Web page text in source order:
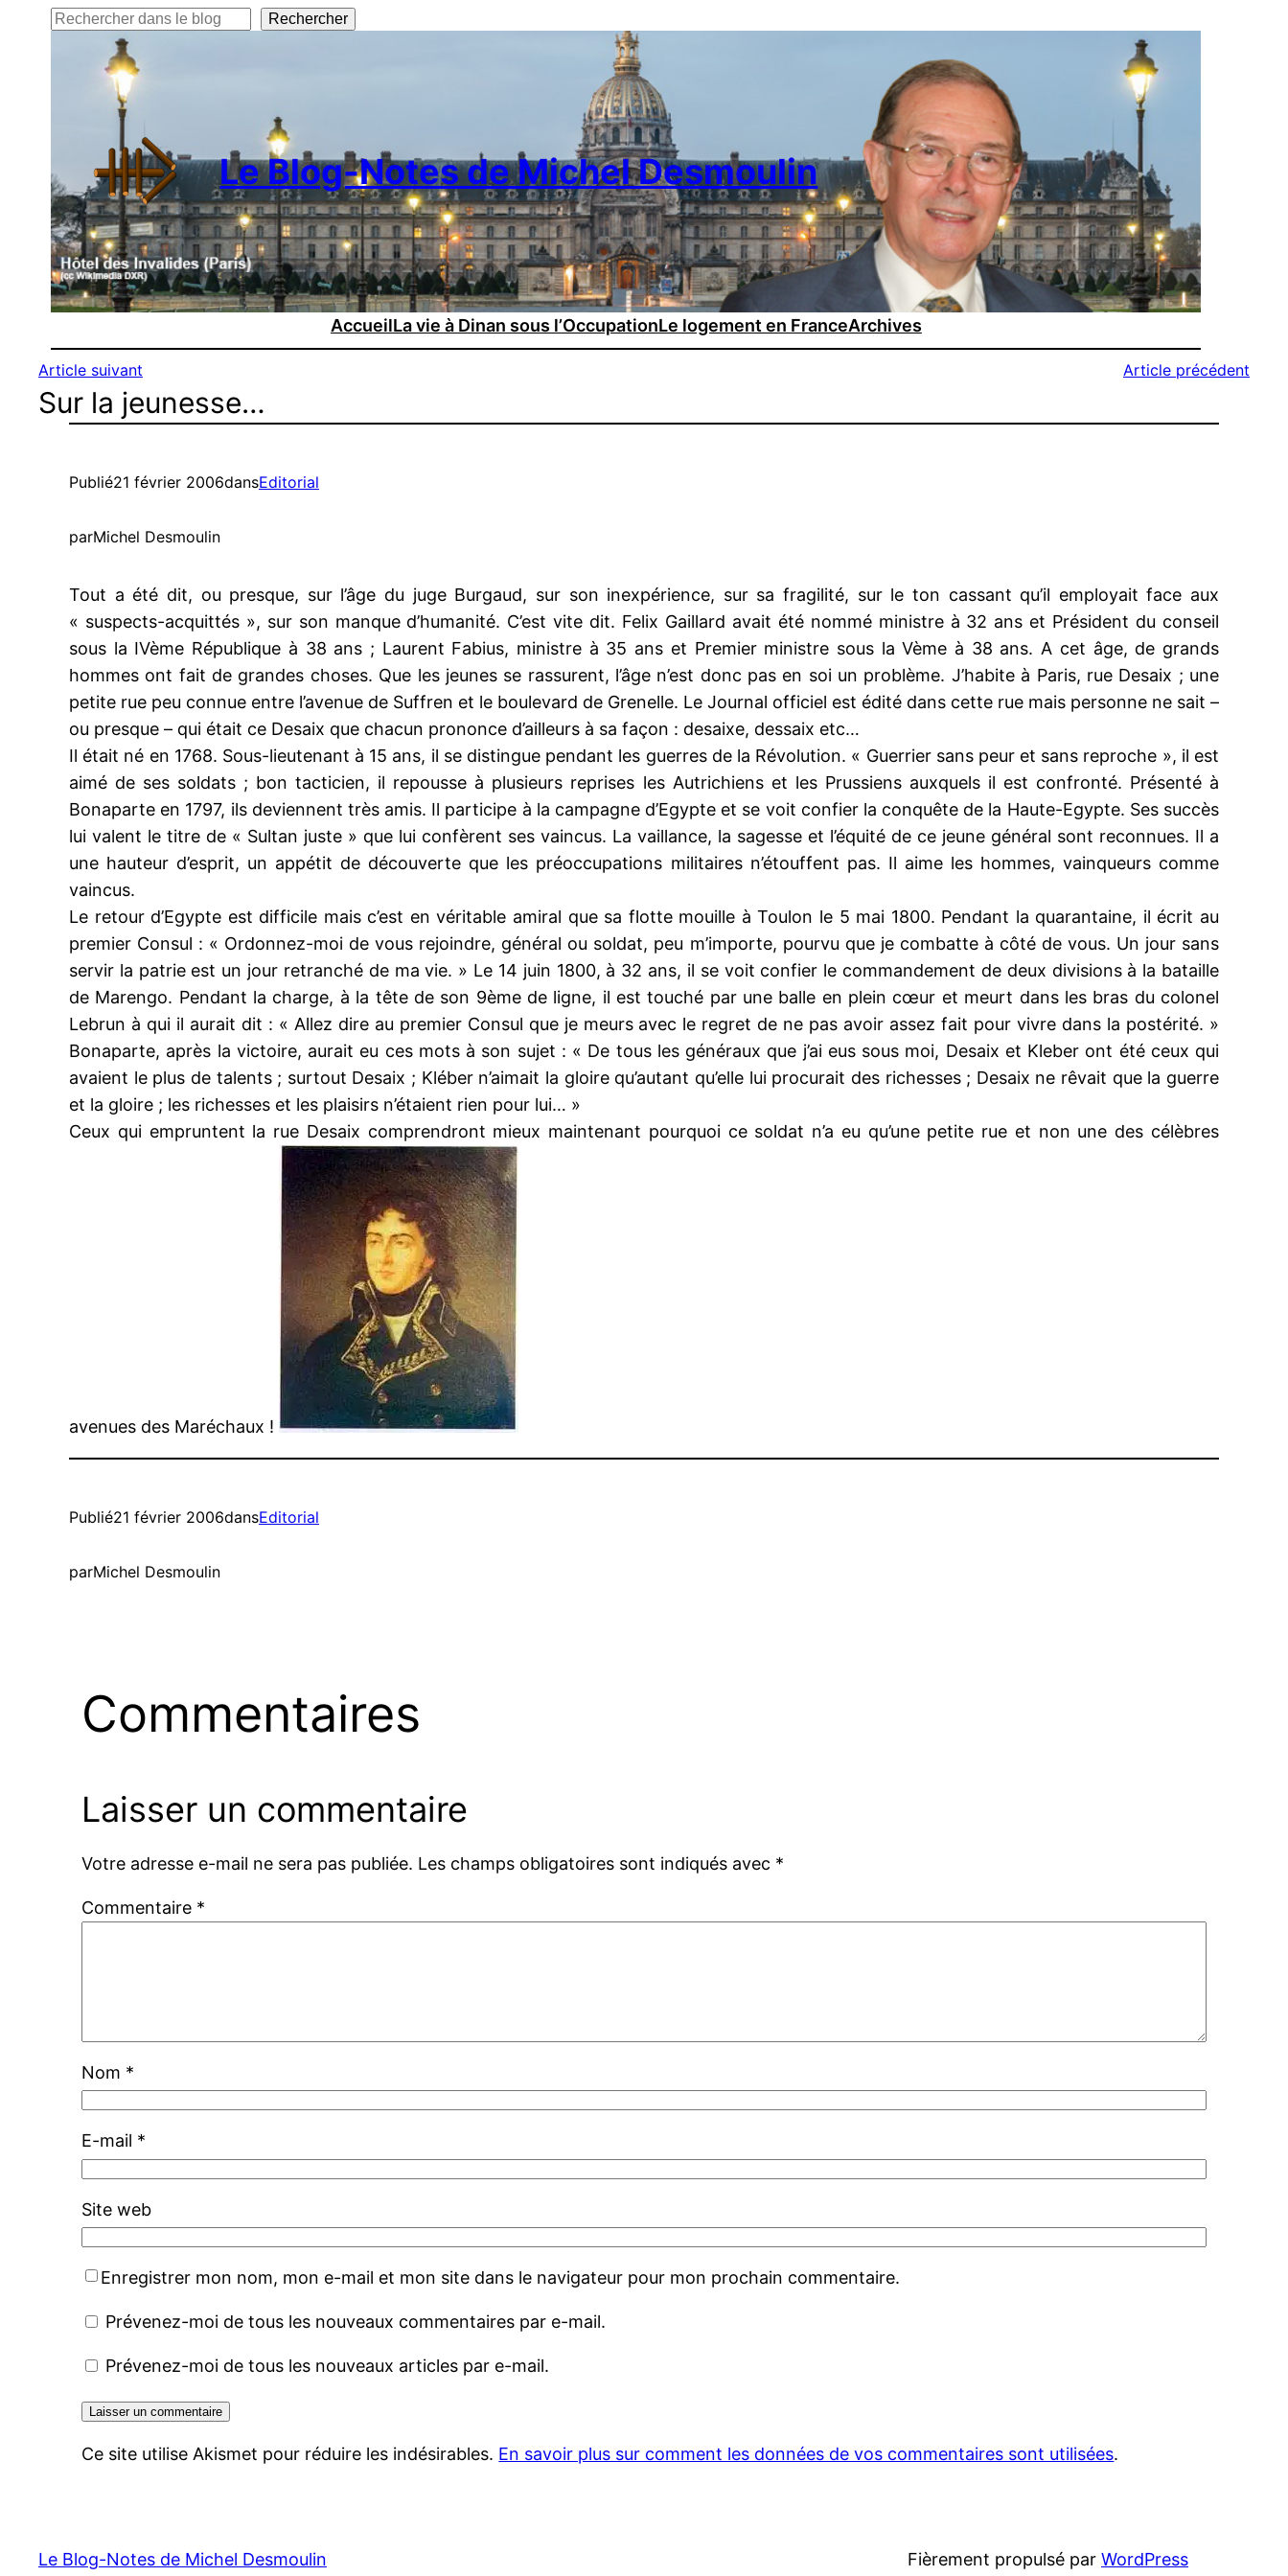
Rechercher Rechercher
Le Blog-Notes de Michel Desmoulin
AccueilLa vie à Dinan sous l’OccupationLe logement en FranceArchives
Article suivant Article précédent
Sur la jeunesse…
Publié21 février 2006dansEditorial
parMichel Desmoulin
Tout a été dit, ou presque, sur l’âge du juge Burgaud, sur son inexpérience, sur sa fragilité, sur le ton cassant qu’il employait face aux
« suspects-acquittés », sur son manque d’humanité. C’est vite dit. Felix Gaillard avait été nommé ministre à 32 ans et Président du conseil
sous la IVème République à 38 ans ; Laurent Fabius, ministre à 35 ans et Premier ministre sous la Vème à 38 ans. A cet âge, de grands
hommes ont fait de grandes choses. Que les jeunes se rassurent, l’âge n’est donc pas en soi un problème. J’habite à Paris, rue Desaix ; une
petite rue peu connue entre l’avenue de Suffren et le boulevard de Grenelle. Le Journal officiel est édité dans cette rue mais personne ne sait –
ou presque – qui était ce Desaix que chacun prononce d’ailleurs à sa façon : desaixe, dessaix etc…
Il était né en 1768. Sous-lieutenant à 15 ans, il se distingue pendant les guerres de la Révolution. « Guerrier sans peur et sans reproche », il est
aimé de ses soldats ; bon tacticien, il repousse à plusieurs reprises les Autrichiens et les Prussiens auxquels il est confronté. Présenté à
Bonaparte en 1797, ils deviennent très amis. Il participe à la campagne d’Egypte et se voit confier la conquête de la Haute-Egypte. Ses succès
lui valent le titre de « Sultan juste » que lui confèrent ses vaincus. La vaillance, la sagesse et l’équité de ce jeune général sont reconnues. Il a
une hauteur d’esprit, un appétit de découverte que les préoccupations militaires n’étouffent pas. Il aime les hommes, vainqueurs comme
vaincus.
Le retour d’Egypte est difficile mais c’est en véritable amiral que sa flotte mouille à Toulon le 5 mai 1800. Pendant la quarantaine, il écrit au
premier Consul : « Ordonnez-moi de vous rejoindre, général ou soldat, peu m’importe, pourvu que je combatte à côté de vous. Un jour sans
servir la patrie est un jour retranché de ma vie. » Le 14 juin 1800, à 32 ans, il se voit confier le commandement de deux divisions à la bataille
de Marengo. Pendant la charge, à la tête de son 9ème de ligne, il est touché par une balle en plein cœur et meurt dans les bras du colonel
Lebrun à qui il aurait dit : « Allez dire au premier Consul que je meurs avec le regret de ne pas avoir assez fait pour vivre dans la postérité. »
Bonaparte, après la victoire, aurait eu ces mots à son sujet : « De tous les généraux que j’ai eus sous moi, Desaix et Kleber ont été ceux qui
avaient le plus de talents ; surtout Desaix ; Kléber n’aimait la gloire qu’autant qu’elle lui procurait des richesses ; Desaix ne rêvait que la guerre
et la gloire ; les richesses et les plaisirs n’étaient rien pour lui… »
Ceux qui empruntent la rue Desaix comprendront mieux maintenant pourquoi ce soldat n’a eu qu’une petite rue et non une des célèbres
avenues des Maréchaux !
Publié21 février 2006dansEditorial
parMichel Desmoulin
Commentaires
Laisser un commentaire
Votre adresse e-mail ne sera pas publiée. Les champs obligatoires sont indiqués avec *
Commentaire *
Nom *
E-mail *
Site web
Enregistrer mon nom, mon e-mail et mon site dans le navigateur pour mon prochain commentaire.
Prévenez-moi de tous les nouveaux commentaires par e-mail.
Prévenez-moi de tous les nouveaux articles par e-mail.
Ce site utilise Akismet pour réduire les indésirables. En savoir plus sur comment les données de vos commentaires sont utilisées.
Le Blog-Notes de Michel Desmoulin Fièrement propulsé par WordPress